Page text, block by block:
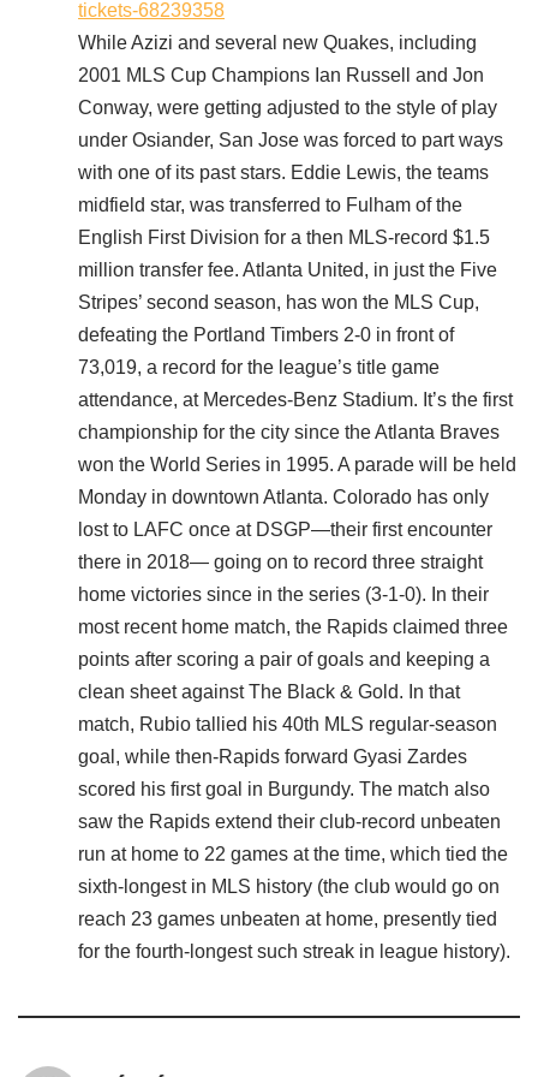
tickets-68239358
While Azizi and several new Quakes, including
2001 MLS Cup Champions Ian Russell and Jon
Conway, were getting adjusted to the style of play
under Osiander, San Jose was forced to part ways
with one of its past stars. Eddie Lewis, the teams
midfield star, was transferred to Fulham of the
English First Division for a then MLS-record $1.5
million transfer fee. Atlanta United, in just the Five
Stripes’ second season, has won the MLS Cup,
defeating the Portland Timbers 2-0 in front of
73,019, a record for the league’s title game
attendance, at Mercedes-Benz Stadium. It’s the first
championship for the city since the Atlanta Braves
won the World Series in 1995. A parade will be held
Monday in downtown Atlanta. Colorado has only
lost to LAFC once at DSGP—their first encounter
there in 2018— going on to record three straight
home victories since in the series (3-1-0). In their
most recent home match, the Rapids claimed three
points after scoring a pair of goals and keeping a
clean sheet against The Black & Gold. In that
match, Rubio tallied his 40th MLS regular-season
goal, while then-Rapids forward Gyasi Zardes
scored his first goal in Burgundy. The match also
saw the Rapids extend their club-record unbeaten
run at home to 22 games at the time, which tied the
sixth-longest in MLS history (the club would go on
reach 23 games unbeaten at home, presently tied
for the fourth-longest such streak in league history).